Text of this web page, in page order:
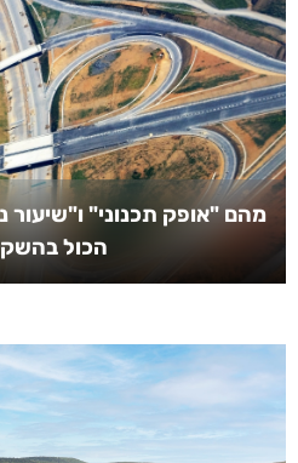
מהם "אופק תכנוני" ו"שיעור
הכול